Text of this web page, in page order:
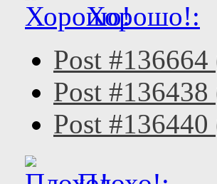
Хорошо!:
Post #136664
Post #136438
Post #136440